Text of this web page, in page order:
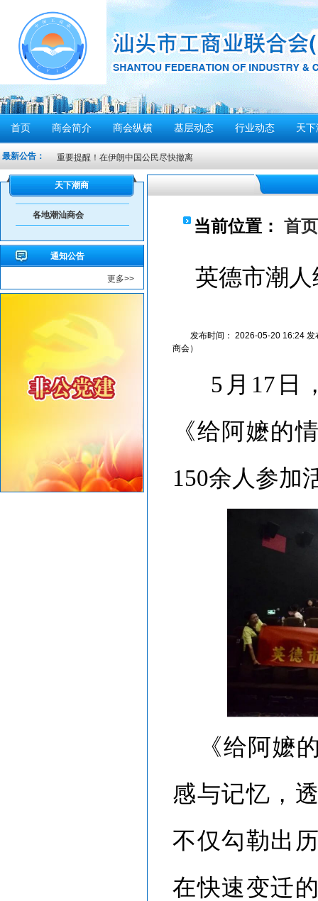
首页 商会简介 商会纵横 基层动态 行业动态 天
最新公告： 重要提醒！在伊朗中国公民尽快撤离
密切关注超强台风“桦加沙”，注意防范
汕头将分区域、分行业、分时段实行“四停”
感谢信
汕头市2026年“6·30”助力乡村振兴活动倡议书
【人民防空宣传周】如何辨别防空警报？我们应该...
6月21日10时15分，汕头将实施防空警报试鸣！
重要提醒！中国公民近期避免前往日本
共建绿美汕头，共享生态家园——致全市企业家的...
天下潮商
各地潮汕商会
通知公告
更多>>
当前位置： 首页
英德市潮
发布时间： 2026-05-20 16:24 发
商会）
5月17日
《给阿嬷的
150余人参加
《给阿嬷
感与记忆，
不仅勾勒出
在快速变迁